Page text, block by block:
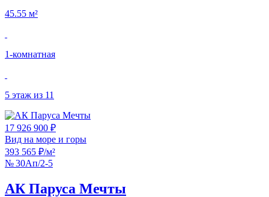
45.55 м²
1‑комнатная
5 этаж из 11
17 926 900 ₽
Вид на море и горы
393 565 ₽/м²
№ 30Ап/2-5
АК Паруса Мечты